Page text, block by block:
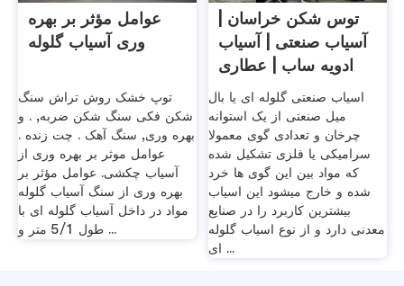
عوامل مؤثر بر بهره
وری آسیاب گلوله
توپ خشک روش تراش سنگ
شکن فکی سنگ شکن ضربه, . و
بهره وری, سنگ آهک . چت زنده .
عوامل موثر بر بهره وری از
آسیاب چکشی. عوامل مؤثر بر
بهره وری از سنگ آسیاب گلوله
مواد در داخل آسیاب گلوله ای با
طول 5/1 متر و ...
توس شکن خراسان |
آسیاب صنعتی | آسیاب
ادویه ساب | عطاری
اسیاب صنعتی گلوله ای یا بال
میل صنعتی از یک استوانه
چرخان و تعدادی گوی معمولا
سرامیکی یا فلزی تشکیل شده
که مواد بین این گوی ها خرد
شده و خارج میشود این اسیاب
بیشترین کاربرد را در صنایع
معدنی دارد و از نوع اسیاب گلوله
ای ...